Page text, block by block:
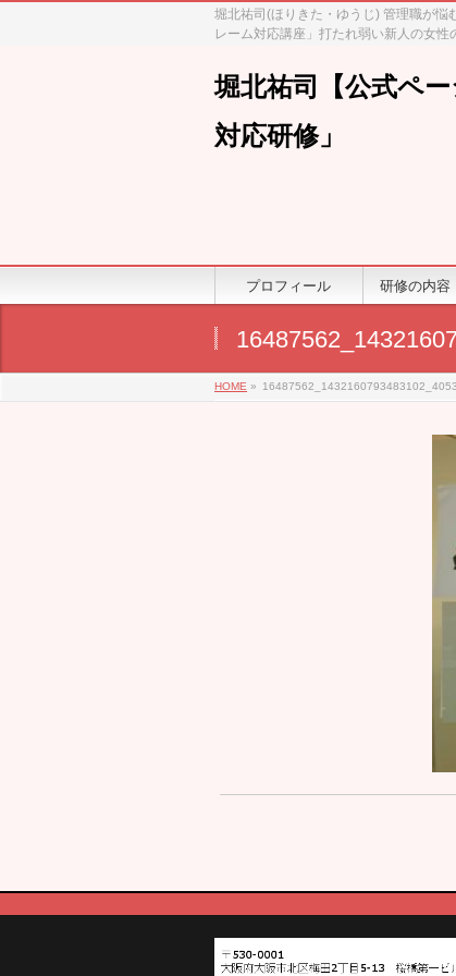
堀北祐司(ほりきた・ゆうじ) 管理職が悩
レーム対応講座」打たれ弱い新人の女
堀北祐司【公式ペ
対応研修」
プロフィール 研修の内容
HOME »